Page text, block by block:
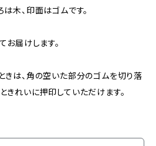
木、印面はゴムです。
届けします。
は、角の空いた部分のゴムを切り落
きれいに押印していただけます。